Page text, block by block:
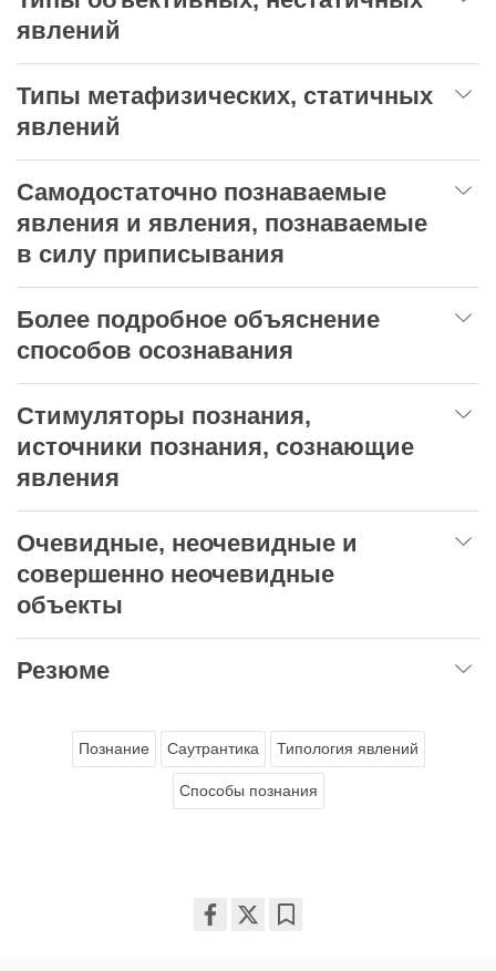
явлений
Типы метафизических, статичных
явлений
Самодостаточно познаваемые
явления и явления, познаваемые
в силу приписывания
Более подробное объяснение
способов осознавания
Стимуляторы познания,
источники познания, сознающие
явления
Очевидные, неочевидные и
совершенно неочевидные
объекты
Резюме
Познание Саутрантика Типология явлений
Способы познания